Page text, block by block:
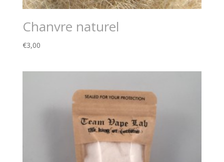
Chanvre naturel
€3,00